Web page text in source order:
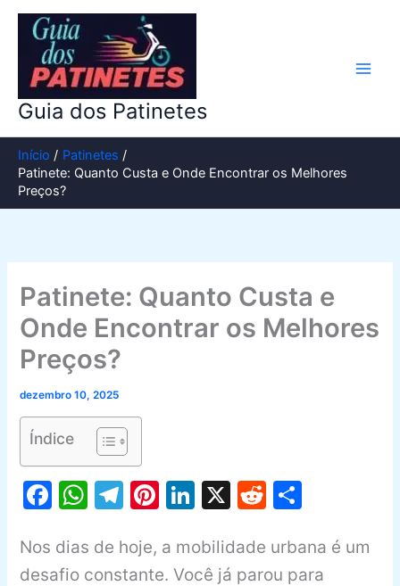
conteúdo
Guia dos Patinetes
Início
Patinetes
Patinete: Quanto Custa e Onde Encontrar os Melhores
Preços?
Patinete: Quanto Custa e
Onde Encontrar os Melhores
Preços?
dezembro 10, 2025
Índice
F
c
W
at
T
e
Pi
er
Li
k
X
R
d ar
Nos dias de hoje, a mobilidade urbana é um
desafio constante. Você já parou para